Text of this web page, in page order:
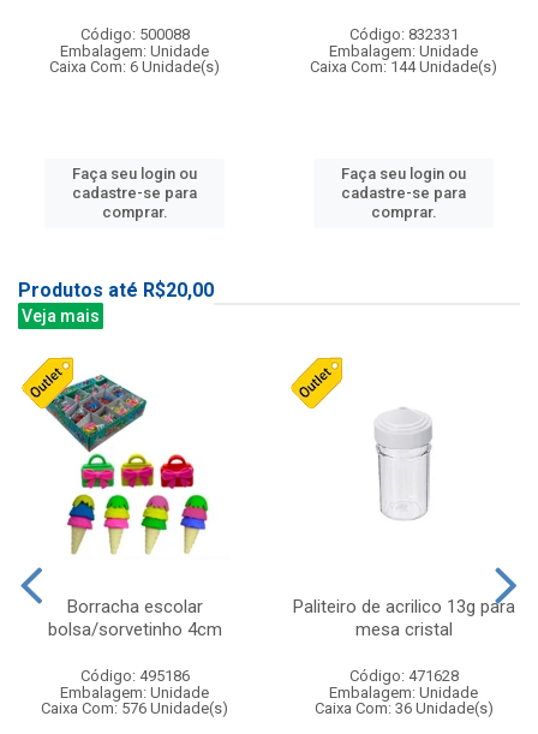
Código: 500088
Embalagem: Unidade
Caixa Com: 6 Unidade(s)
Faça seu login ou
cadastre-se para
comprar.
Código: 832331
Embalagem: Unidade
Caixa Com: 144 Unidade(s)
Faça seu login ou
cadastre-se para
comprar.
Produtos até R$20,00
Veja mais
Borracha escolar
bolsa/sorvetinho 4cm
Código: 495186
Embalagem: Unidade
Caixa Com: 576 Unidade(s)
Paliteiro de acrilico 13g para
mesa cristal
Código: 471628
Embalagem: Unidade
Caixa Com: 36 Unidade(s)